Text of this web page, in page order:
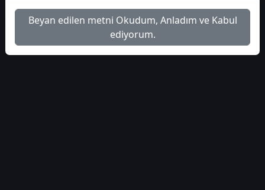
Beyan edilen metni Okudum, Anladım ve Kabul
ediyorum.